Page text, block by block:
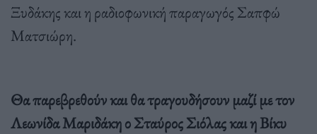
Ξυδάκης και η ραδιοφωνική παραγωγός Σαπφώ
Ματσιώρη.
Θα παρεβρεθούν και θα τραγουδήσουν μαζί με τον
Λεωνίδα Μαριδάκη ο Σταύρος Σιόλας και η Βίκυ